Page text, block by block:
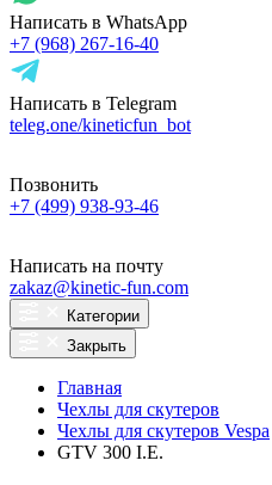
Написать в WhatsApp
+7 (968) 267-16-40
Написать в Telegram
teleg.one/kineticfun_bot
Позвонить
+7 (499) 938-93-46
Написать на почту
zakaz@kinetic-fun.com
Категории
Закрыть
Главная
Чехлы для скутеров
Чехлы для скутеров Vespa
GTV 300 I.E.